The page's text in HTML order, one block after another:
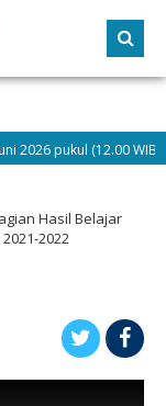
pukul (12.00 WIB)
Hasil Belajar
2022